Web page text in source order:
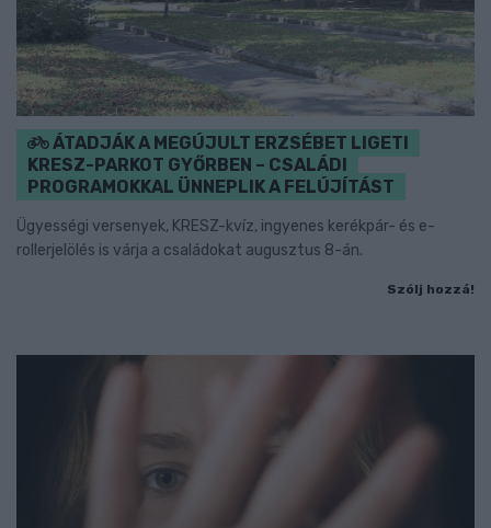
ÁTADJÁK A MEGÚJULT ERZSÉBET LIGETI
KRESZ-PARKOT GYŐRBEN – CSALÁDI
PROGRAMOKKAL ÜNNEPLIK A FELÚJÍTÁST
Ügyességi versenyek, KRESZ-kvíz, ingyenes kerékpár- és e-
rollerjelölés is várja a családokat augusztus 8-án.
Szólj hozzá!